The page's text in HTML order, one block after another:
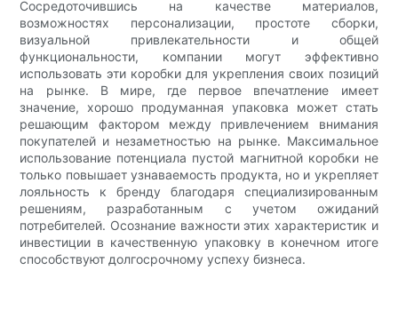
Сосредоточившись на качестве материалов,
возможностях персонализации, простоте сборки,
визуальной привлекательности и общей
функциональности, компании могут эффективно
использовать эти коробки для укрепления своих позиций
на рынке. В мире, где первое впечатление имеет
значение, хорошо продуманная упаковка может стать
решающим фактором между привлечением внимания
покупателей и незаметностью на рынке. Максимальное
использование потенциала пустой магнитной коробки не
только повышает узнаваемость продукта, но и укрепляет
лояльность к бренду благодаря специализированным
решениям, разработанным с учетом ожиданий
потребителей. Осознание важности этих характеристик и
инвестиции в качественную упаковку в конечном итоге
способствуют долгосрочному успеху бизнеса.